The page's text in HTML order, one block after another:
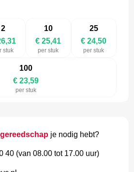
2
stuk
10
€ 25,41
per stuk
25
€ 24,50
per stuk
100
€ 23,59
per stuk
je nodig hebt?
40 (van 08.00 tot 17.00 uur)